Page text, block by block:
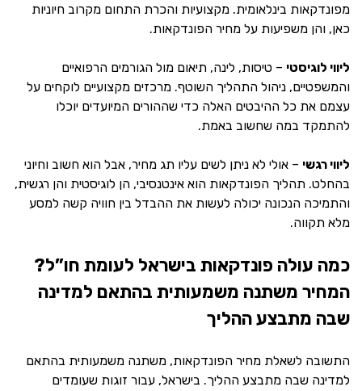
מפונדקאות בינלאומית. מקצועיות והכרת התחום מקרוב חיוניות
כאן, והן משפיעות על מחיר הפונדקאות.
ליווי לוגיסטי – טיסות, לינה, תיאום מול הגורמים הרפואיים
והמשפטיים, ניהול התהליך השוטף. מרכזים מקצועיים לוקחים על
עצמם את כל ההיבטים האלה כדי שההורים המיועדים יוכלו
להתמקד במה שחשוב באמת.
ליווי רגשי – אולי לא ניתן לשים עליו תג מחיר, אבל הוא חשוב וחיוני
בהחלט. תהליך הפונדקאות הוא אינטנסיבי, הן לוגיסטית והן רגשית,
והתמיכה הנכונה יכולה לעשות את ההבדל בין חוויה קשה למסע
מלא תקווה.
כמה עולה פונדקאות בישראל לעומת חו”ל?
המחיר משתנה משמעותית בהתאם למדינה
שבה מתבצע ההליך
התשובה לשאלת מחיר הפונדקאות, משתנה משמעותית בהתאם
למדינה שבה מתבצע ההליך. בישראל, עבור זוגות שעומדים